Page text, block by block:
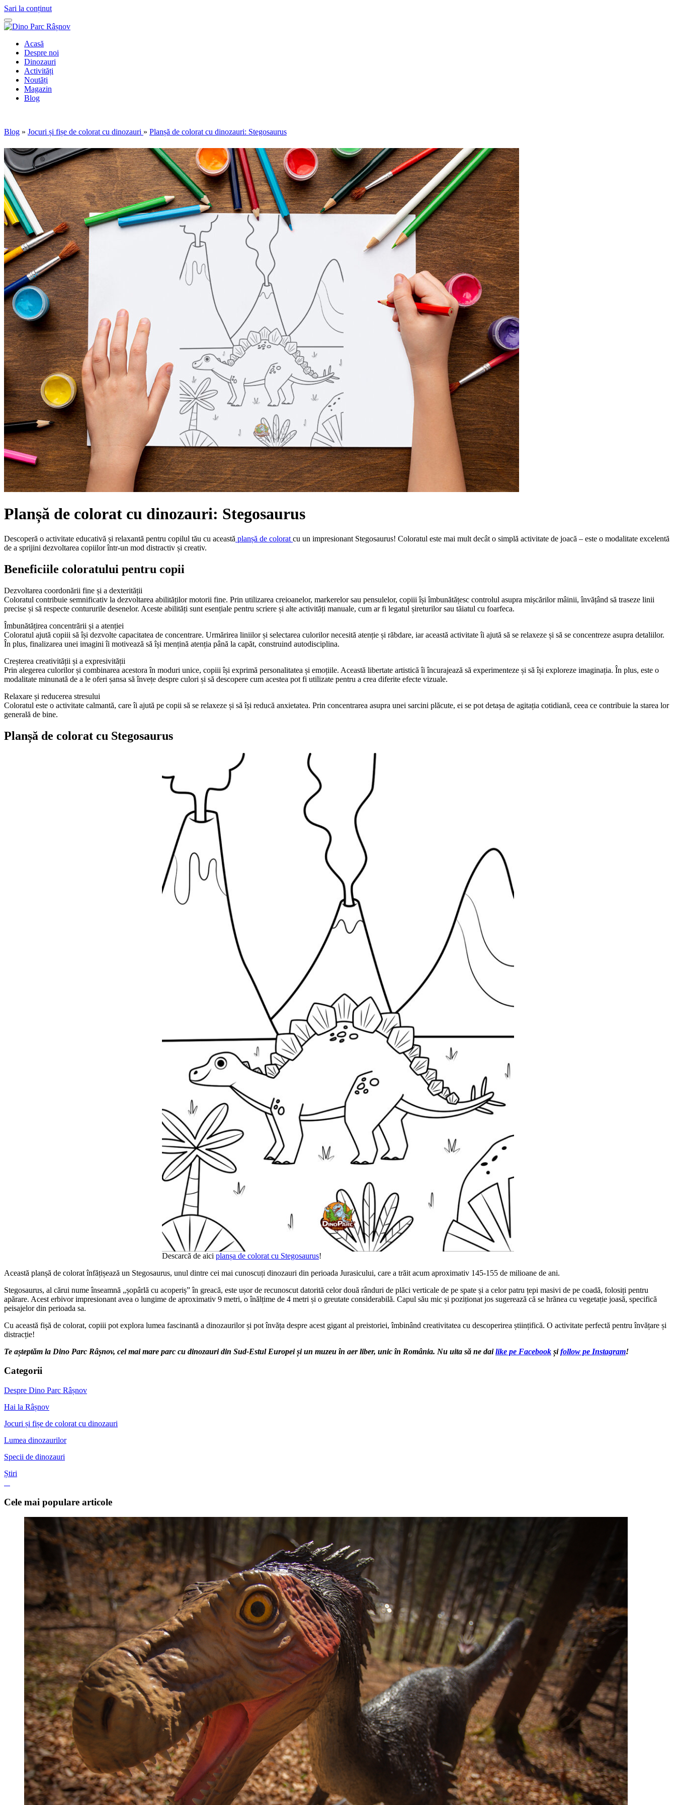
Sari la conținut
Acasă
Despre noi
Dinozauri
Activități
Noutăți
Magazin
Blog
Blog » Jocuri și fișe de colorat cu dinozauri » Planșă de colorat cu dinozauri: Stegosaurus
Planșă de colorat cu dinozauri: Stegosaurus
Descoperă o activitate educativă și relaxantă pentru copilul tău cu această planșă de colorat cu un impresionant Stegosaurus! Coloratul este mai mult decât o simplă activitate de joacă – este o modalitate excelentă
de a sprijini dezvoltarea copiilor într-un mod distractiv și creativ.
Beneficiile coloratului pentru copii
Dezvoltarea coordonării fine și a dexterității
Coloratul contribuie semnificativ la dezvoltarea abilităților motorii fine. Prin utilizarea creioanelor, markerelor sau pensulelor, copiii își îmbunătățesc controlul asupra mișcărilor mâinii, învățând să traseze linii
precise și să respecte contururile desenelor. Aceste abilități sunt esențiale pentru scriere și alte activități manuale, cum ar fi legatul șireturilor sau tăiatul cu foarfeca.
Îmbunătățirea concentrării și a atenției
Coloratul ajută copiii să își dezvolte capacitatea de concentrare. Urmărirea liniilor și selectarea culorilor necesită atenție și răbdare, iar această activitate îi ajută să se relaxeze și să se concentreze asupra detaliilor.
În plus, finalizarea unei imagini îi motivează să își mențină atenția până la capăt, construind autodisciplina.
Creșterea creativității și a expresivității
Prin alegerea culorilor și combinarea acestora în moduri unice, copiii își exprimă personalitatea și emoțiile. Această libertate artistică îi încurajează să experimenteze și să își exploreze imaginația. În plus, este o
modalitate minunată de a le oferi șansa să învețe despre culori și să descopere cum acestea pot fi utilizate pentru a crea diferite efecte vizuale.
Relaxare și reducerea stresului
Coloratul este o activitate calmantă, care îi ajută pe copii să se relaxeze și să își reducă anxietatea. Prin concentrarea asupra unei sarcini plăcute, ei se pot detașa de agitația cotidiană, ceea ce contribuie la starea lor
generală de bine.
Planșă de colorat cu Stegosaurus
Descarcă de aici planșa de colorat cu Stegosaurus!
Această planșă de colorat înfățișează un Stegosaurus, unul dintre cei mai cunoscuți dinozauri din perioada Jurasicului, care a trăit acum aproximativ 145-155 de milioane de ani.
Stegosaurus, al cărui nume înseamnă „șopârlă cu acoperiș” în greacă, este ușor de recunoscut datorită celor două rânduri de plăci verticale de pe spate și a celor patru țepi masivi de pe coadă, folosiți pentru
apărare. Acest erbivor impresionant avea o lungime de aproximativ 9 metri, o înălțime de 4 metri și o greutate considerabilă. Capul său mic și poziționat jos sugerează că se hrănea cu vegetație joasă, specifică
peisajelor din perioada sa.
Cu această fișă de colorat, copiii pot explora lumea fascinantă a dinozaurilor și pot învăța despre acest gigant al preistoriei, îmbinând creativitatea cu descoperirea științifică. O activitate perfectă pentru învățare și
distracție!
Te așteptăm la Dino Parc Râșnov, cel mai mare parc cu dinozauri din Sud-Estul Europei și un muzeu în aer liber, unic în România. Nu uita să ne dailike pe Facebook șifollow pe Instagram!
Categorii
Despre Dino Parc Râșnov
Hai la Râșnov
Jocuri și fișe de colorat cu dinozauri
Lumea dinozaurilor
Specii de dinozauri
Știri
Cele mai populare articole